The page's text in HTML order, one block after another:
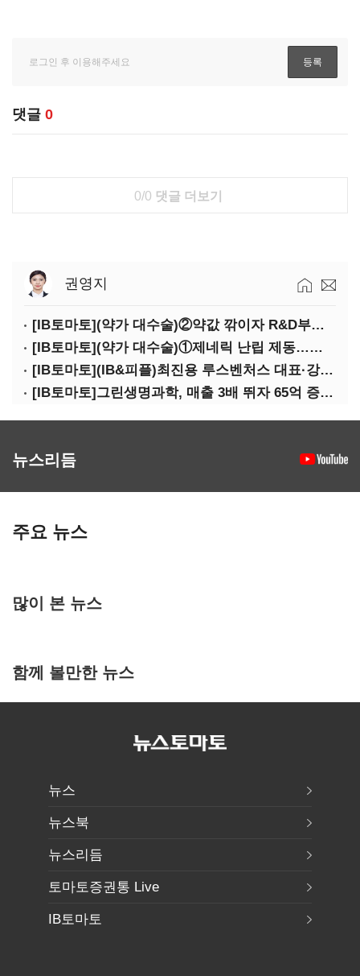
댓글 0
0/0 댓글 더보기
권영지
[IB토마토](약가 대수술)②약값 깎이자 R&D부터 축소…제약업계 비상경영 돌입
[IB토마토](약가 대수술)①제네릭 난립 제동…중소 제약사 수익성 비상
[IB토마토](IB&피플)최진용 루스벤처스 대표·강승순 이사
[IB토마토]그린생명과학, 매출 3배 뛰자 65억 증설…상위 2곳 의존도 82%
뉴스리듬
주요 뉴스
많이 본 뉴스
함께 볼만한 뉴스
뉴스
뉴스북
뉴스리듬
토마토증권통 Live
IB토마토